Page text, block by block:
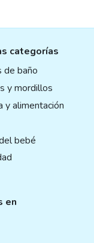
categorías
de baño
y mordillos
y alimentación
bebé
en